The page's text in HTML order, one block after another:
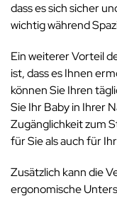
dass es sich sicher
wichtig während
Ein weiterer Vorteil
ist, dass es Ihnen
können Sie Ihren
Sie Ihr Baby in Ihrer
Zugänglichkeit zum
für Sie als auch für
Zusätzlich kann die
ergonomische